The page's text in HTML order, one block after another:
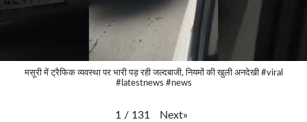
मसूरी में ट्रैफिक व्यवस्था पर भारी पड़ रही जल्दबाजी, नियमों की खुली अनदेखी #viral
#latestnews #news
1 / 131 Next»